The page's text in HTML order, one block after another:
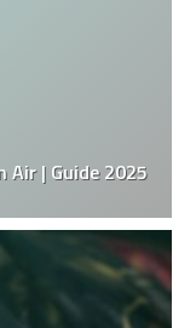
Air | Guide 2025